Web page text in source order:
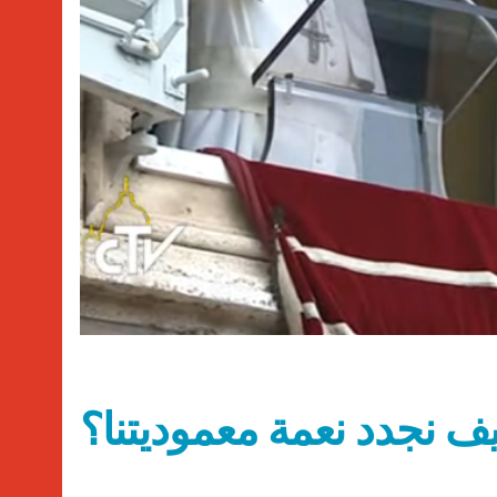
نجدد نعمة معموديتنا؟